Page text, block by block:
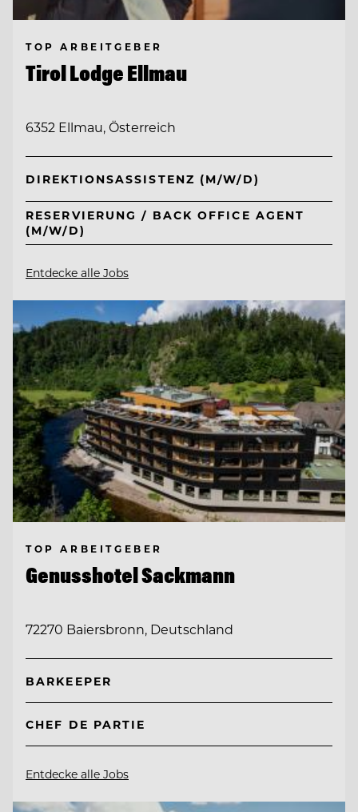
TOP ARBEITGEBER
Tirol Lodge Ellmau
6352 Ellmau, Österreich
DIREKTIONSASSISTENZ (M/W/D)
RESERVIERUNG / BACK OFFICE AGENT
(M/W/D)
Entdecke alle Jobs
TOP ARBEITGEBER
Genusshotel Sackmann
72270 Baiersbronn, Deutschland
BARKEEPER
CHEF DE PARTIE
Entdecke alle Jobs